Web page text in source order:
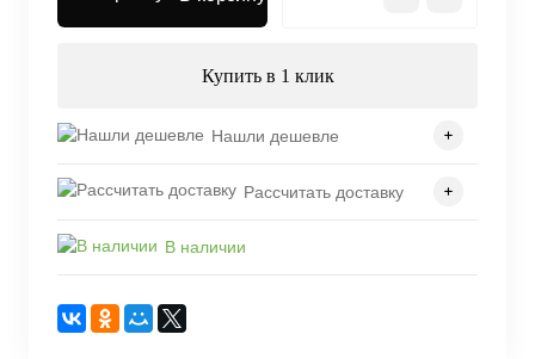
Купить в 1 клик
Нашли дешевле
Рассчитать доставку
В наличии